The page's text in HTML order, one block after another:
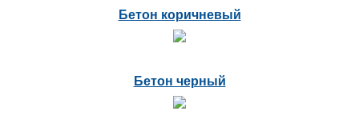
Бетон коричневый
Бетон черный